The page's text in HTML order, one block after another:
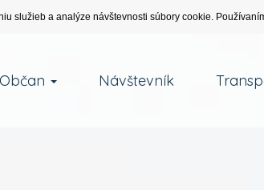
služieb a analýze návštevnosti súbory cookie.
Občan Návštevník